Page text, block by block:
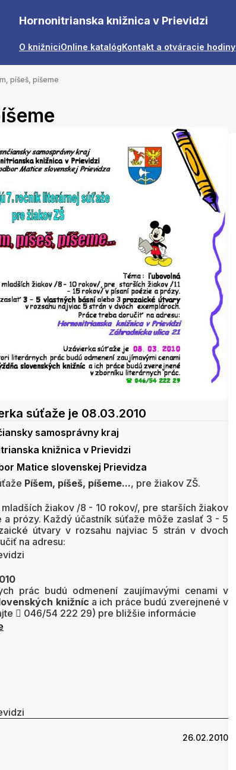
Hornonitrianska knižnica v Prievidzi
O knižniciOnline katalógKontakt a otváracie hodiny
píšeš, píšeme
súťaže je 08.03.2010
samosprávny kraj
knižnica v Prievidzi
Matice slovenskej Prievidza
Píšem, píšeš, píšeme..., pre žiakov ZŠ.
žiakov /8 - 10 rokov/, pre starších žiakov
a prózy. Každý účastník súťaže môže zaslať 3 - 5
útvary v rozsahu najviac 5 strán v dvoch
na adresu:
prác budú odmenení zaujímavými cenami v
knižníc a ich práce budú zverejnené v
 046/54 222 29) pre bližšie informácie
26.02.2010